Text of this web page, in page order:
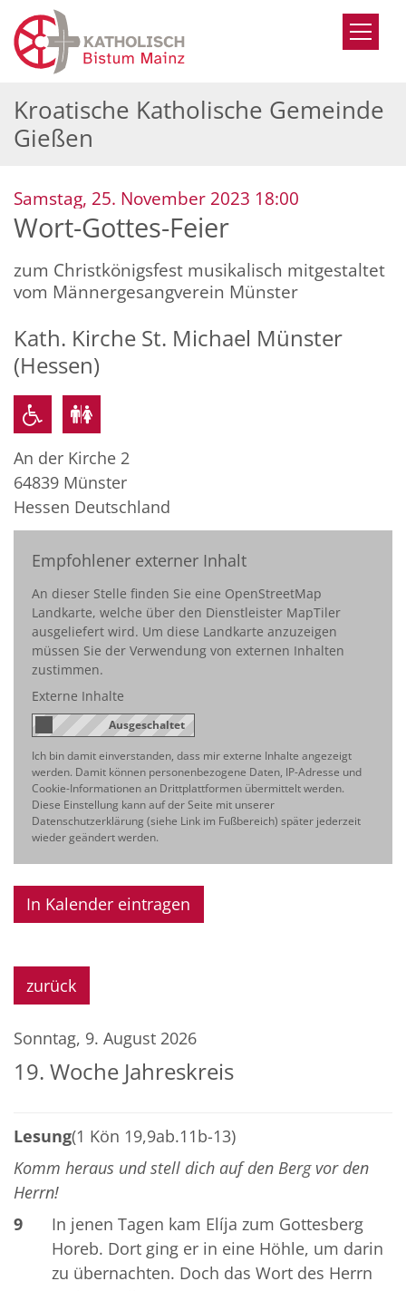
Zum Inhalt springen
Kroatische Katholische Gemeinde
Gießen
Samstag, 25. November 2023 18:00
Wort-Gottes-Feier
zum Christkönigsfest musikalisch mitgestaltet
vom Männergesangverein Münster
Kath. Kirche St. Michael Münster
(Hessen)
An der Kirche 2
64839 Münster
Hessen Deutschland
Empfohlener externer Inhalt
An dieser Stelle finden Sie eine OpenStreetMap
Landkarte, welche über den Dienstleister MapTiler
ausgeliefert wird. Um diese Landkarte anzuzeigen
müssen Sie der Verwendung von externen Inhalten
zustimmen.
Externe Inhalte
Ich bin damit einverstanden, dass mir externe Inhalte angezeigt
werden. Damit können personenbezogene Daten, IP-Adresse und
Cookie-Informationen an Drittplattformen übermittelt werden.
Diese Einstellung kann auf der Seite mit unserer
Datenschutzerklärung (siehe Link im Fußbereich) später jederzeit
wieder geändert werden.
In Kalender eintragen
zurück
Sonntag, 9. August 2026
19. Woche Jahreskreis
Lesung(1 Kön 19,9ab.11b-13)
Komm heraus und stell dich auf den Berg vor den
Herrn!
9
In jenen Tagen kam Elíja zum Gottesberg
Horeb. Dort ging er in eine Höhle, um darin
zu übernachten. Doch das Wort des Herrn